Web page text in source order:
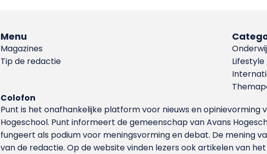
Menu
Magazines
Tip de redactie
Lifestyle
Colofon
Punt is het onafhankelijke platform voor nieuws en
Hoge­school. Punt informeert de gemeenschap van Avans
fungeert als podium voor meningsvorming en debat. De mening
van de redactie. Op de website vinden lezers ook artikelen van